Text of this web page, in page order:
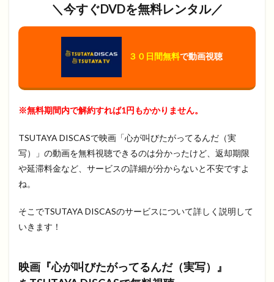
＼今すぐDVDを無料レンタル／
３０日間無料で動画視聴
※無料期間内で解約すれば1円もかかりません。
TSUTAYA DISCASで映画「心が叫びたがってるんだ（実
写）」の動画を無料視聴できるのは分かったけど、返却期限
や延滞料金など、サービスの詳細が分からないと不安ですよ
ね。
そこでTSUTAYA DISCASのサービスについて詳しく説明して
いきます！
映画『心が叫びたがってるんだ（実写）』